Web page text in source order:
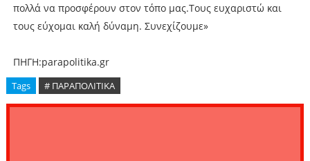
πολλά να προσφέρουν στον τόπο μας.Τους ευχαριστώ και
τους εύχομαι καλή δύναμη. Συνεχίζουμε»
ΠΗΓΗ:parapolitika.gr
Tags # ΠΑΡΑΠΟΛΙΤΙΚΑ